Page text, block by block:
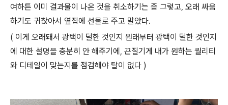
여하튼 이미 결과물이 나온 것을 취소하기는 좀 그렇고, 오래 싸움
하기도 귀찮아서 옆집에 선물로 주고 말았다.
( 이게 오래돼서 광택이 덜한 것인지 원래부터 광택이 덜한 것인지
에 대한 설명을 충분히 안 해주기에, 끈질기게 내가 원하는 퀄리티
와 디테일이 맞는지를 점검해야 탈이 없다 )